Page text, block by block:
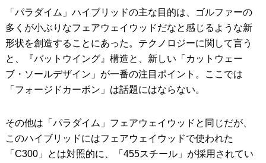
「パラダイム」ハイブリッドの主な目的は、ゴルファーの
多くが小ぶりなフェアウェイウッドだなと感じるような新
形状を創造することにあった。テクノロジーに関して言う
と、『バットウイング』構造と、新しい「カットウェー
ブ・ソールデザイン」が一番の注目ポイント。ここでは
「フォージドカーボン」は話題にはならない。
その他は「パラダイム」フェアウェイウッドと同じだが、
このハイブリッドにはフェアウェイウッドで使われた
「C300」とは対照的に、「455スチール」が採用されてい